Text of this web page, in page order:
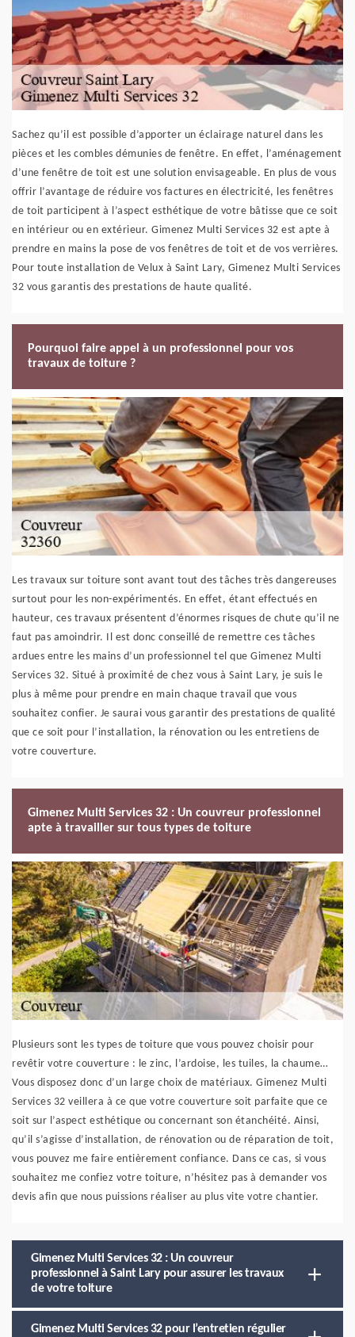
Sachez qu’il est possible d’apporter un éclairage naturel dans les
pièces et les combles démunies de fenêtre. En effet, l’aménagement
d’une fenêtre de toit est une solution envisageable. En plus de vous
offrir l’avantage de réduire vos factures en électricité, les fenêtres
de toit participent à l’aspect esthétique de votre bâtisse que ce soit
en intérieur ou en extérieur. Gimenez Multi Services 32 est apte à
prendre en mains la pose de vos fenêtres de toit et de vos verrières.
Pour toute installation de Velux à Saint Lary, Gimenez Multi Services
32 vous garantis des prestations de haute qualité.
Pourquoi faire appel à un professionnel pour vos
travaux de toiture ?
Les travaux sur toiture sont avant tout des tâches très dangereuses
surtout pour les non-expérimentés. En effet, étant effectués en
hauteur, ces travaux présentent d’énormes risques de chute qu’il ne
faut pas amoindrir. Il est donc conseillé de remettre ces tâches
ardues entre les mains d’un professionnel tel que Gimenez Multi
Services 32. Situé à proximité de chez vous à Saint Lary, je suis le
plus à même pour prendre en main chaque travail que vous
souhaitez confier. Je saurai vous garantir des prestations de qualité
que ce soit pour l’installation, la rénovation ou les entretiens de
votre couverture.
Gimenez Multi Services 32 : Un couvreur professionnel
apte à travailler sur tous types de toiture
Plusieurs sont les types de toiture que vous pouvez choisir pour
revêtir votre couverture : le zinc, l’ardoise, les tuiles, la chaume…
Vous disposez donc d’un large choix de matériaux. Gimenez Multi
Services 32 veillera à ce que votre couverture soit parfaite que ce
soit sur l’aspect esthétique ou concernant son étanchéité. Ainsi,
qu’il s’agisse d’installation, de rénovation ou de réparation de toit,
vous pouvez me faire entièrement confiance. Dans ce cas, si vous
souhaitez me confiez votre toiture, n’hésitez pas à demander vos
devis afin que nous puissions réaliser au plus vite votre chantier.
Gimenez Multi Services 32 : Un couvreur
professionnel à Saint Lary pour assurer les travaux
de votre toiture
Gimenez Multi Services 32 pour l’entretien régulier